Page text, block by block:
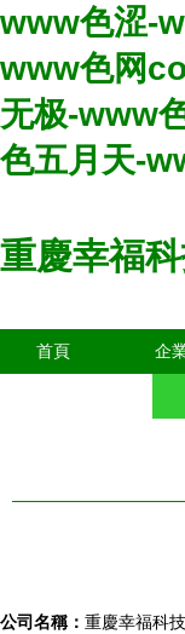
www色涩-
www色网
无极-www
色五月天-
重慶幸福
首頁 企
公司名稱： 重慶幸福科